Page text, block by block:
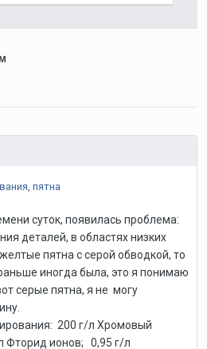
пятна
суток, появилась проблема:
деталей, в областях низких
пятна с серой обводкой, то
иногда была, это я понимаю
серые пятна, я не могу
200 г/л Хромовый
Фторид ионов; 0,95 г/л